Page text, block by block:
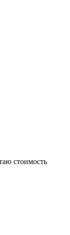
стоимость